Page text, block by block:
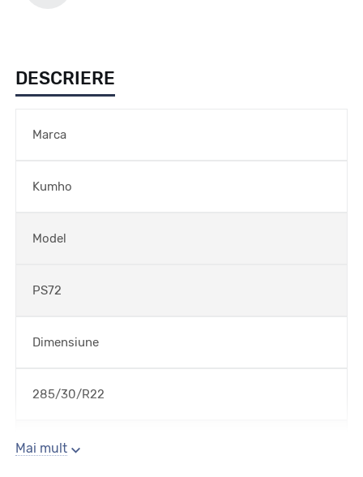
DESCRIERE
Marca
Kumho
Model
PS72
Dimensiune
285/30/R22
Sezon
Mai mult